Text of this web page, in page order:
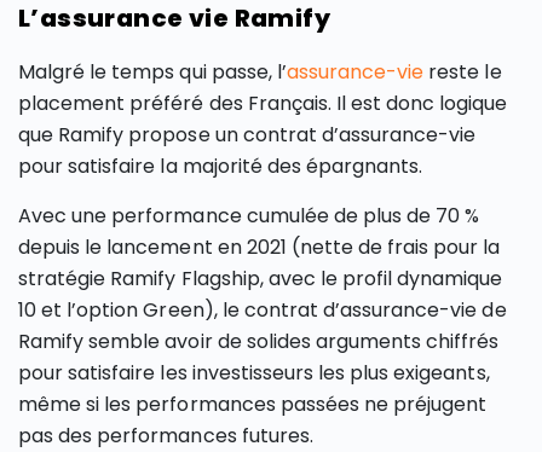
L’assurance vie Ramify
Malgré le temps qui passe, l’assurance-vie reste le
placement préféré des Français. Il est donc logique
que Ramify propose un contrat d’assurance-vie
pour satisfaire la majorité des épargnants.
Avec une performance cumulée de plus de 70 %
depuis le lancement en 2021 (nette de frais pour la
stratégie Ramify Flagship, avec le profil dynamique
10 et l’option Green), le contrat d’assurance-vie de
Ramify semble avoir de solides arguments chiffrés
pour satisfaire les investisseurs les plus exigeants,
même si les performances passées ne préjugent
pas des performances futures.